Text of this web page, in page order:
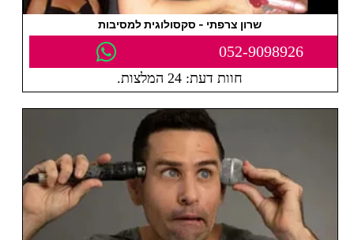
שרון צרפתי - סקסולוגית למסיבות
052-9098926
חוות דעת: 24 המלצות.